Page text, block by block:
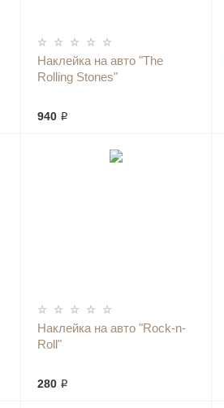
Наклейка на авто "The
Rolling Stones"
940 ₽
Наклейка на авто "Rock-n-
Roll"
280 ₽